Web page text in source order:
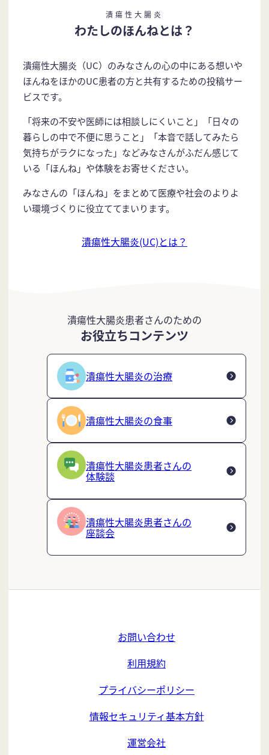
潰瘍性大腸炎
わたしのほんねとは？
潰瘍性大腸炎（UC）のみなさんの心の中にある想いや
ほんねをほかのUC患者の方と共有するための投稿サー
ビスです。
「将来の不安や医師には相談しにくいこと」「日々の
暮らしの中で不便に思うこと」「本音で話してみたら
気持ちがラクになった」などみなさんがふだん感じて
いる「ほんね」や体験をお寄せください。
みなさんの「ほんね」をまとめて医療や社会のよりよ
い環境づくりに役立ててまいります。
潰瘍性大腸炎(UC)とは？
潰瘍性大腸炎患者さんのための
お役立ちコンテンツ
潰瘍性大腸炎の治療
潰瘍性大腸炎の食事
潰瘍性大腸炎患者さんの
体験談
潰瘍性大腸炎患者さんの
座談会
お問い合わせ
利用規約
プライバシーポリシー
情報セキュリティ基本方針
運営会社